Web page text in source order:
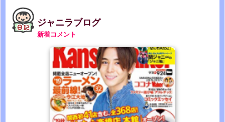
ジャニラブログ
新着コメント